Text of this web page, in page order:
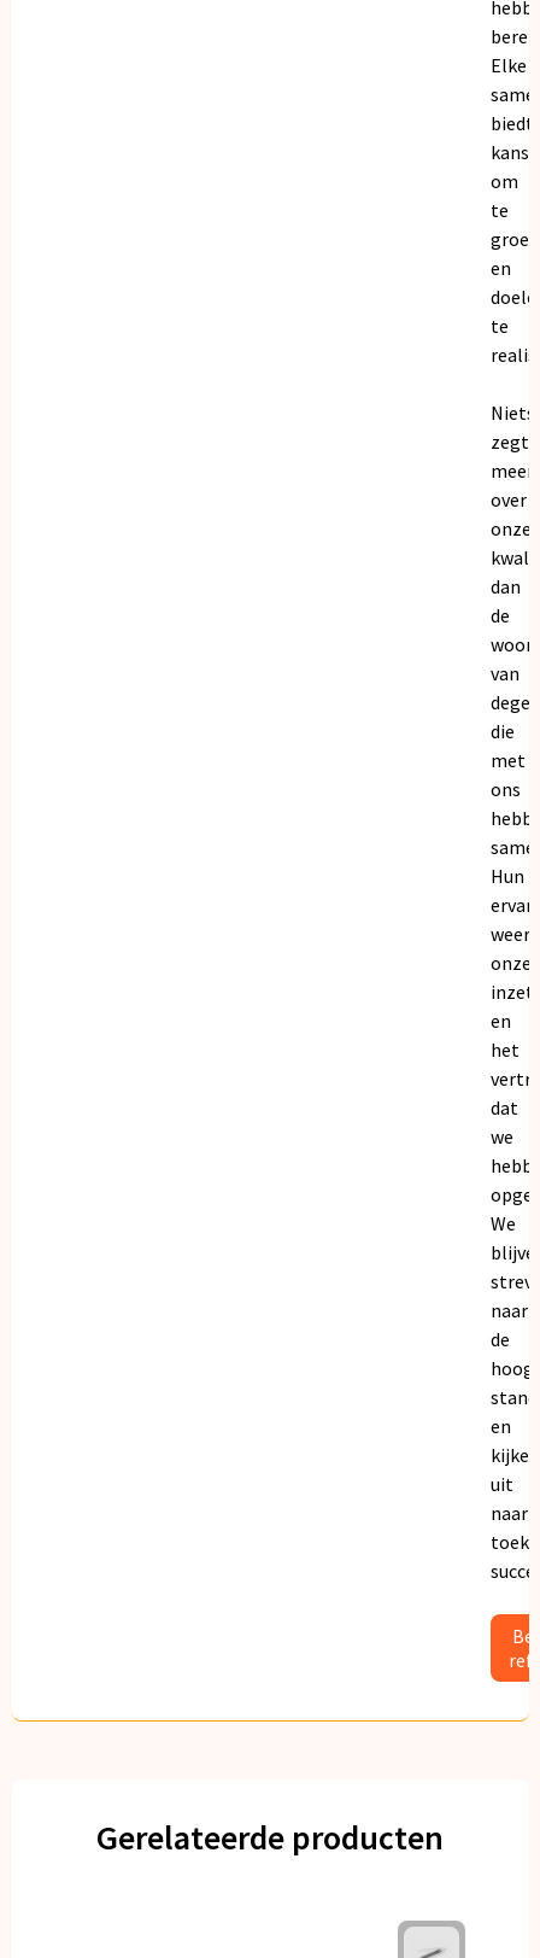
Elke
biedt
om
te
en
te
Niets
zegt
meer
over
onze
dan
de
van
die
met
ons
Hun
onze
inzet
en
het
dat
we
We
naar
de
en
kijken
uit
naar
Gerelateerde producten